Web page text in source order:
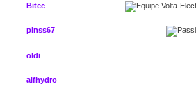
Bitec
pinss67
oldi
alfhydro